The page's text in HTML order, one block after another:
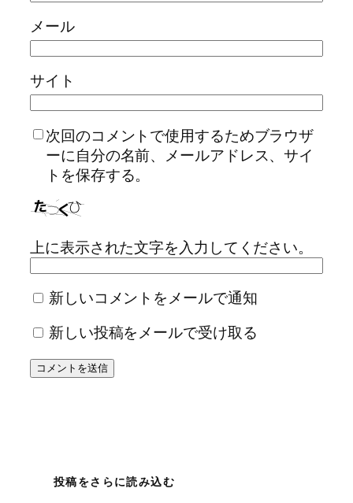
メール
サイト
次回のコメントで使用するためブラウザ
ーに自分の名前、メールアドレス、サイ
トを保存する。
上に表示された文字を入力してください。
新しいコメントをメールで通知
新しい投稿をメールで受け取る
投稿をさらに読み込む